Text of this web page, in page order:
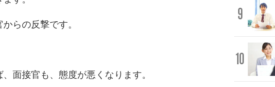
らの反撃です。
面接官も、態度が悪くなります。
9
10